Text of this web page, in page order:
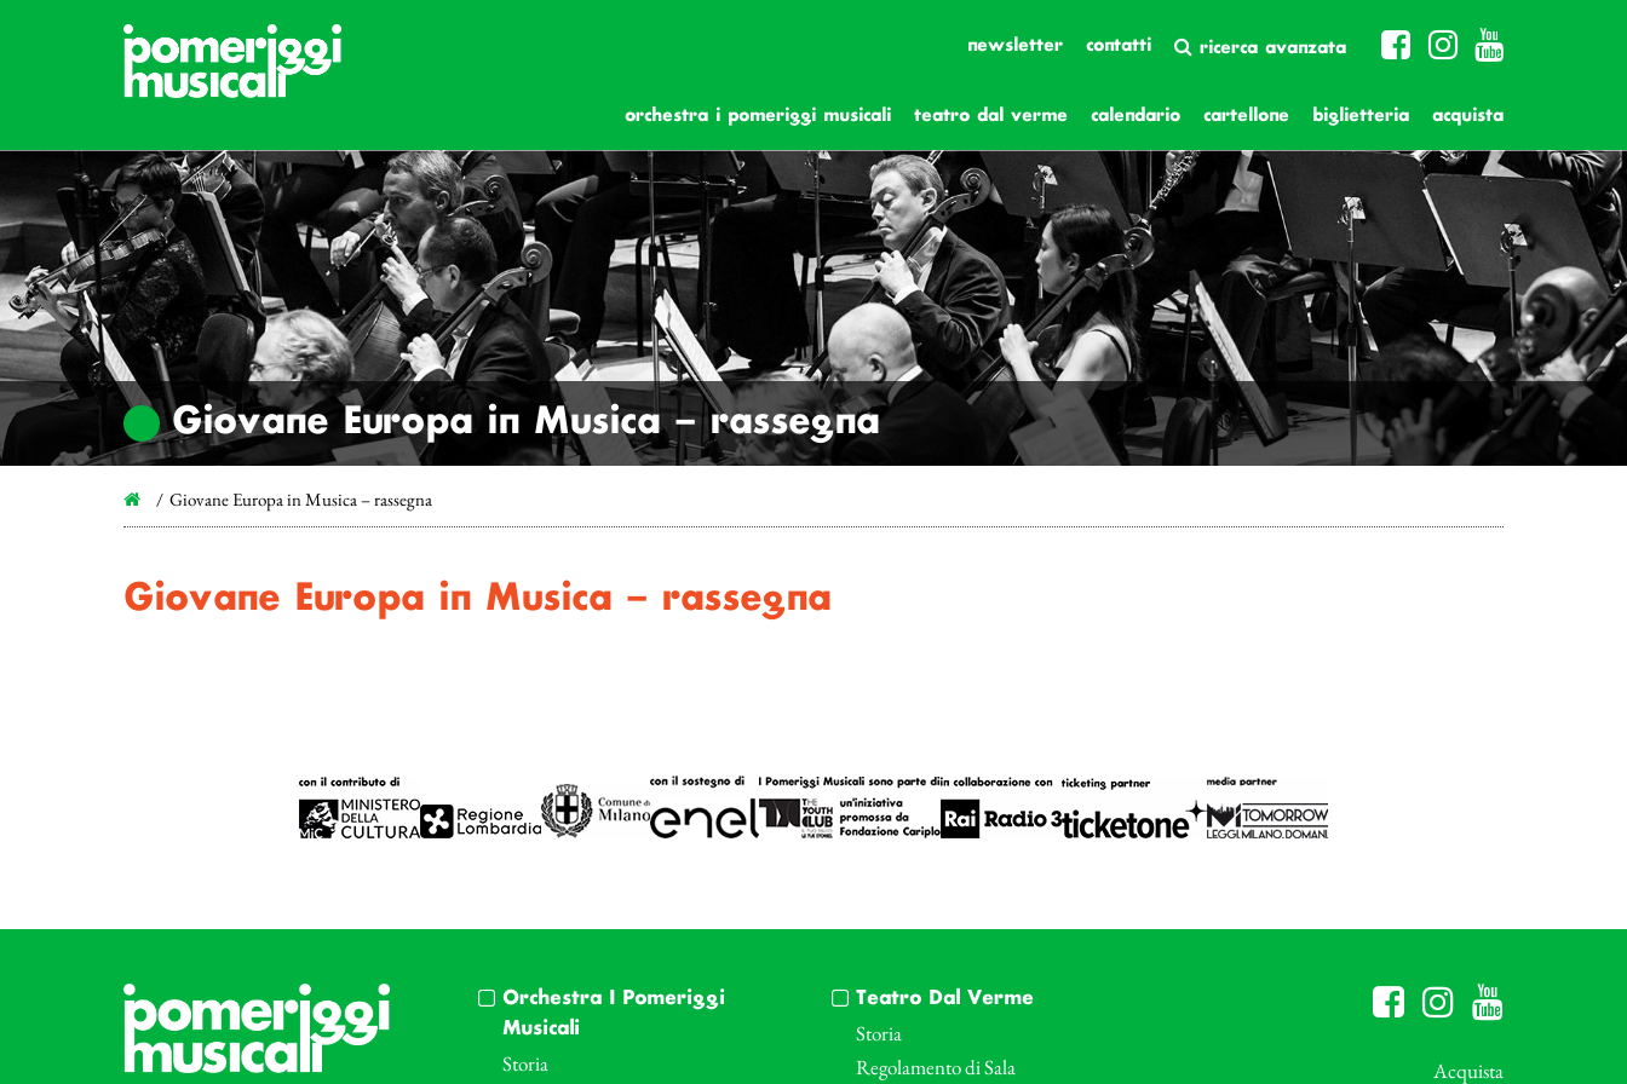
newsletter contatti ricerca avanzata
orchestra i pomeriggi musicali teatro dal verme calendario cartellone biglietteria acquista
Giovane Europa in Musica – rassegna
Giovane Europa in Musica – rassegna
Giovane Europa in Musica – rassegna
Orchestra I Pomeriggi
Musicali
Storia
Teatro Dal Verme
Storia
Regolamento di Sala
Acquista